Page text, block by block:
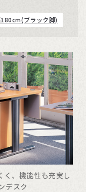
ブラック脚)
く、機能性も充実し
デスク